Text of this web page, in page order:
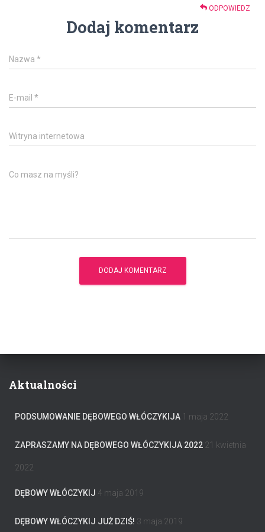
ODPOWIEDZ
Dodaj komentarz
Nazwa *
E-mail *
Witryna internetowa
Co masz na myśli?
Aktualności
PODSUMOWANIE DĘBOWEGO WŁÓCZYKIJA 1 maja 2022
ZAPRASZAMY NA DĘBOWEGO WŁÓCZYKIJA 2022 21 kwietnia
2022
DĘBOWY WŁÓCZYKIJ 4 maja 2019
DĘBOWY WŁÓCZYKIJ JUŻ DZIŚ! 3 maja 2019